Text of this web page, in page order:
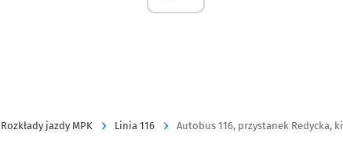
Rozkłady jazdy MPK Linia 116 Autobus 116, przystanek Redycka,